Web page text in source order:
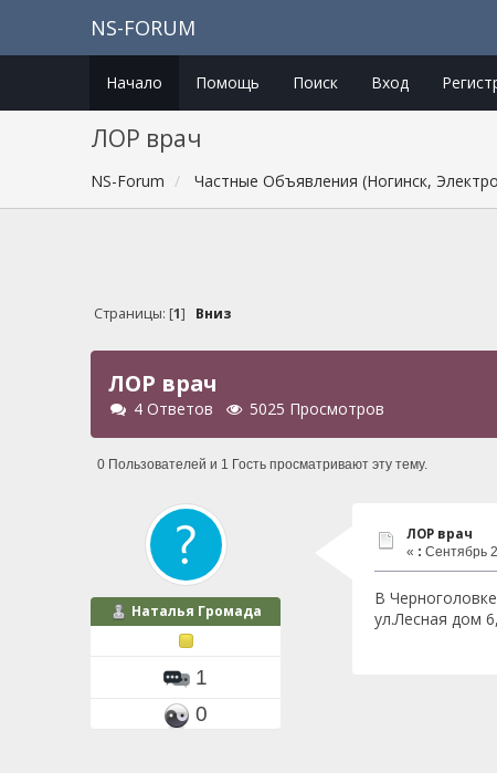
NS-FORUM
Начало Помощь Поиск Вход
ЛОР врач
NS-Forum Частные Объявления (Ногинск,
Страницы: [1] Вниз
ЛОР врач
4 Ответов 5025 Просмотров
0 Пользователей и 1 Гость просматривают эту тему.
Наталья Громада
1
0
ЛОР врач
« : Сентябрь
В
ул.Лесная дом